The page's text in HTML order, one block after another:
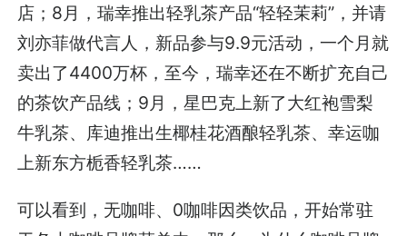
店；8月，瑞幸推出轻乳茶产品“轻轻茉莉”，并请
刘亦菲做代言人，新品参与9.9元活动，一个月就
卖出了4400万杯，至今，瑞幸还在不断扩充自己
的茶饮产品线；9月，星巴克上新了大红袍雪梨
牛乳茶、库迪推出生椰桂花酒酿轻乳茶、幸运咖
上新东方栀香轻乳茶……
可以看到，无咖啡、0咖啡因类饮品，开始常驻